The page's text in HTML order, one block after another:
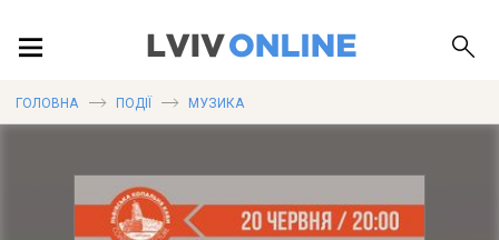
ГОЛОВНА ПОДІЇ МУЗИКА